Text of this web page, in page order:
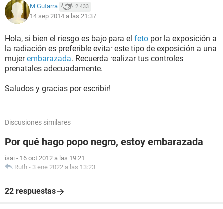
M Gutarra 2.433
14 sep 2014 a las 21:37
Hola, si bien el riesgo es bajo para el feto por la exposición a
la radiación es preferible evitar este tipo de exposición a una
mujerembarazada. Recuerda realizar tus controles
prenatales adecuadamente.
Saludos y gracias por escribir!
Discusiones similares
Por qué hago popo negro, estoy embarazada
isai - 16 oct 2012 a las 19:21
Ruth - 3 ene 2022 a las 13:23
22 respuestas